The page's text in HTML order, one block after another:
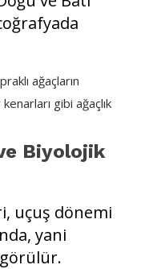
ağaçların
gibi ağaçlık
Biyolojik
uçuş dönemi
yani